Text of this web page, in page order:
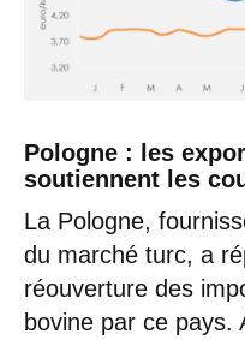
Pologne : les
soutiennent les
La Pologne,
du marché turc, a
réouverture des
bovine par ce pays.